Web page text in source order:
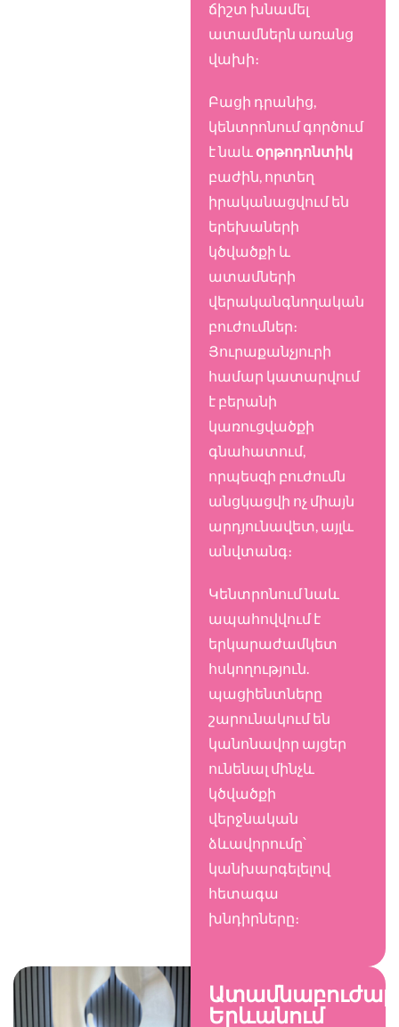
ճիշտ խնամել
ատամներն առանց
վախի։
Բացի դրանից,
կենտրոնում գործում
է նաև օրթոդոնտիկ
բաժին, որտեղ
իրականացվում են
երեխաների
կծվածքի և
ատամների
վերականգնողական
բուժումներ։
Յուրաքանչյուրի
համար կատարվում
է բերանի
կառուցվածքի
գնահատում,
որպեսզի բուժումն
անցկացվի ոչ միայն
արդյունավետ, այլև
անվտանգ։
Կենտրոնում նաև
ապահովվում է
երկարաժամկետ
հսկողություն.
պացիենտները
շարունակում են
կանոնավոր այցեր
ունենալ մինչև
կծվածքի
վերջնական
ձևավորումը՝
կանխարգելելով
հետագա
խնդիրները։
Երևանում